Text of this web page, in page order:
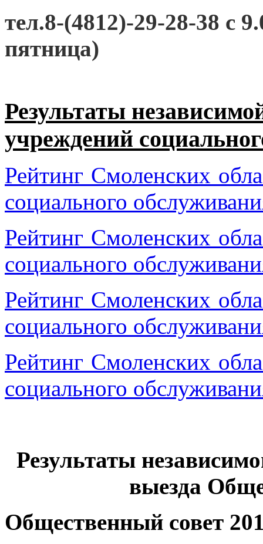
тел.8-(4812)-29-28-38 c
пятница)
Результаты
учреждений
Рейтинг Смоленских
социального
Рейтинг Смоленских
социального
Рейтинг Смоленских
социального
Рейтинг Смоленских
социального
Результаты
выезда
Общественный совет